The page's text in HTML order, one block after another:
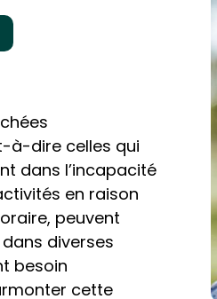
à-dire celles qui
dans l’incapacité
en raison
peuvent
diverses
besoin
cette